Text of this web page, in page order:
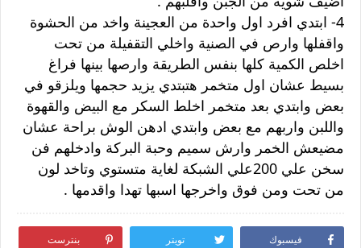
4- ابتدي افرد اول واحدة من العجينة واخد من الحشوة
واقفلها وارص في الصنية واخلي التقفيلة من تحت
اخلص الكمية كلها بنفس الطريقة وارصها بينها فراغ
بسيط عشان اول متخمر هتبتدي يزيد حجمها ويلزقو في
بعض وابتدي بعد متخمر اخلط السكر مع البيض والقهوة
واللبن واربهم مع بعض وابتدي ادهن الوش براحة عشان
مضيعش الخمر وارش سميم وحبة البركة وادخلهم فن
سخن علي 200علي الشبكة لغاية متستوي وتاخد لون
من تحت ومن فوق واخرجها اسبها تهدا واقدمها .
فيسبوك تويتر بنترست